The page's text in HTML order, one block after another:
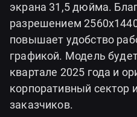
экрана 31,5 дюйма.
разрешением
повышает удобство
графикой. Модель
квартале 2025 года и
корпоративный сектор
заказчиков.